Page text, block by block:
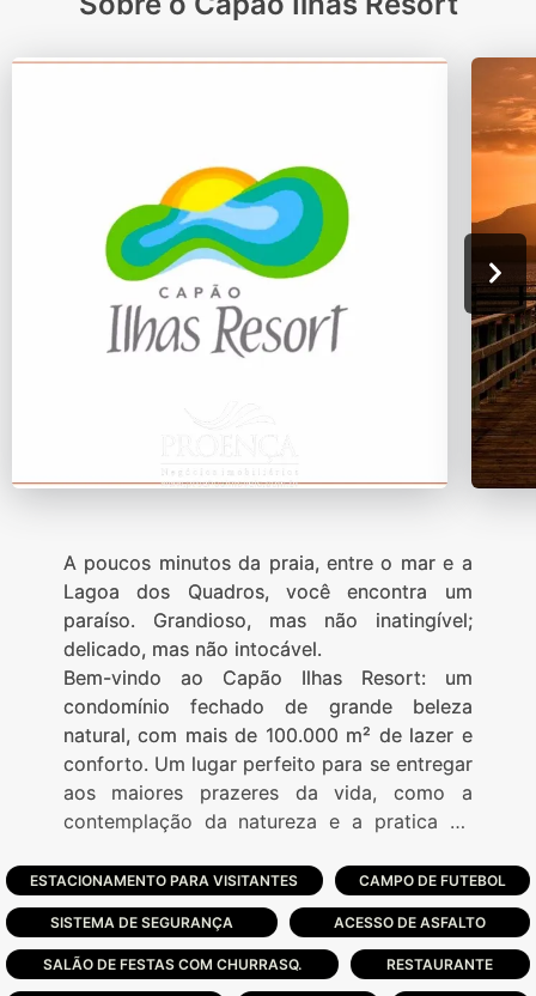
A poucos minutos da praia, entre o mar e a
Lagoa dos Quadros, você encontra um
paraíso. Grandioso, mas não inatingível;
delicado, mas não intocável.
Bem-vindo ao Capão Ilhas Resort: um
condomínio fechado de grande beleza
natural, com mais de 100.000 m² de lazer e
conforto. Um lugar perfeito para se entregar
aos maiores prazeres da vida, como a
contemplação da natureza e a pratica de
ESTACIONAMENTO PARA VISITANTES CAMPO DE FUTEBOL
SISTEMA DE SEGURANÇA ACESSO DE ASFALTO
SALÃO DE FESTAS COM CHURRASQ. RESTAURANTE